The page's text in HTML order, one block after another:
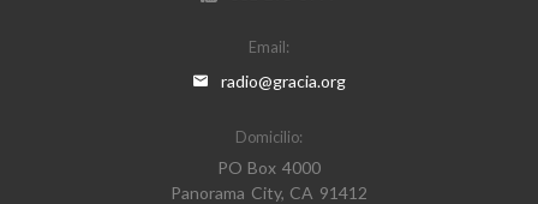
Email:
radio@gracia.org
Domicilio:
PO Box 4000
Panorama City, CA 91412